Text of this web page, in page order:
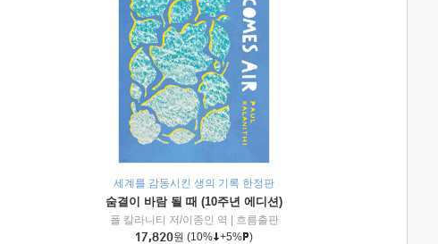
미래엔아이세움
세계를 감동시킨 생의 기록 한정판
숨결이 바람 될 때 (10주년 에디션)
폴 칼라니티 저/이종인 역
흐름출판
17,820원 (10% +5% )